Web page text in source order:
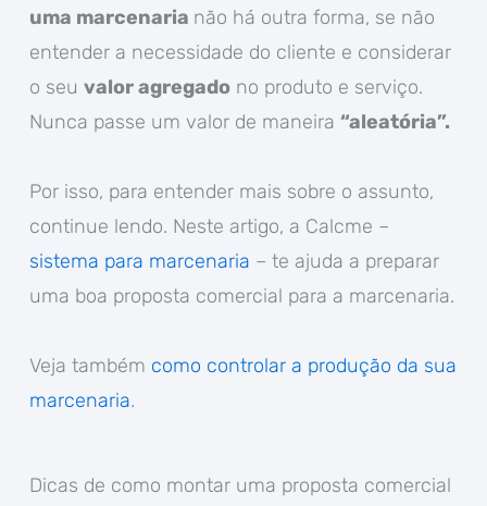
uma marcenaria não há outra forma, se não
entender a necessidade do cliente e considerar
o seu valor agregadono produto e serviço.
Nunca passe um valor de maneira “aleatória”.
Por isso, para entender mais sobre o assunto,
continue lendo. Neste artigo, a Calcme –
sistema para marcenaria – te ajuda a preparar
uma boa proposta comercial para a marcenaria.
Veja também como controlar a produção da sua
marcenaria.
Dicas de como montar uma proposta comercial